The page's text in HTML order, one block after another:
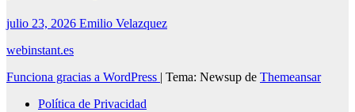
julio 23, 2026 Emilio Velazquez
webinstant.es
Funciona gracias a WordPress | Tema: Newsup de Themeansar
Política de Privacidad